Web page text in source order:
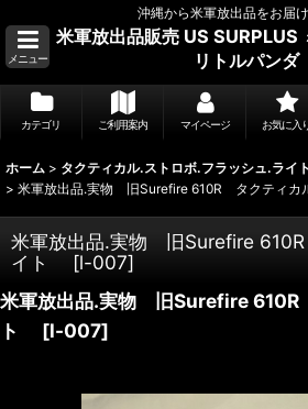
沖縄から米軍放出品をお届
メニュー
米軍放出品販売 US SURPLUS
リトルパンダ
カテゴリ ご利用案内 マイページ お気に入
ホーム > タクティカル.ストロボ.フラッシュ.ライト
> 米軍放出品.実物 旧Surefire 610R タクティカ
米軍放出品.実物 旧Surefire
イト
[l-007]
米軍放出品.実物 旧Surefire 610R
ト
[l-007]